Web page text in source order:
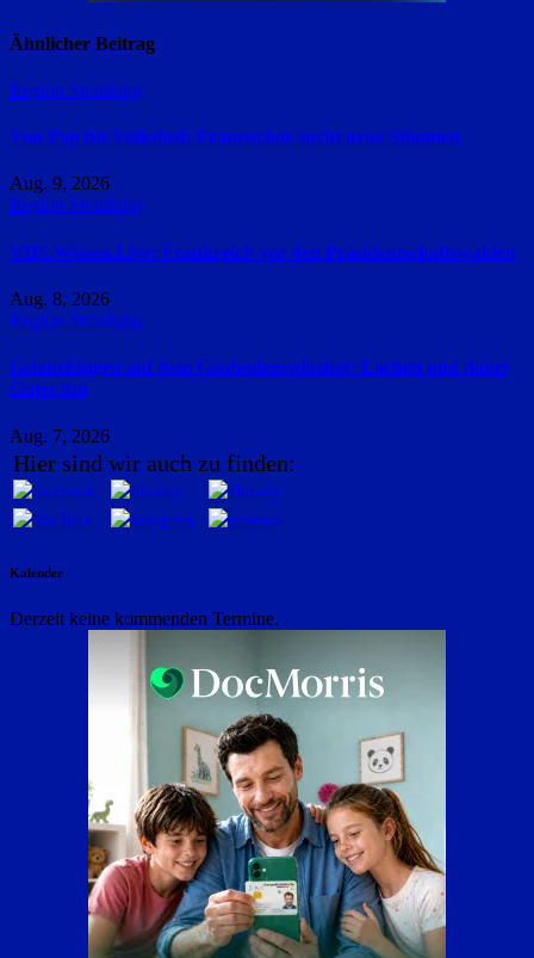
Ähnlicher Beitrag
Region Straubing
Von Pop bis Volkslied: Frauenchor sucht neue Stimmen
Aug. 9, 2026
Region Straubing
VHS.Wissen.Live: Frankreich vor den Präsidentschaftswahlen
Aug. 8, 2026
Region Straubing
Gstanzlsingen auf dem Gäubodenvolksfest: Lachen und dabei
Gutes tun
Aug. 7, 2026
Hier sind wir auch zu finden:
Kalender
Derzeit keine kommenden Termine.